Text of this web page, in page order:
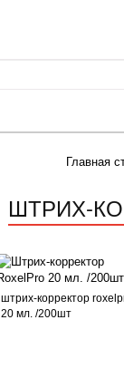
Главная
ШТРИХ-
штрих-корректор
20 мл. /200шт